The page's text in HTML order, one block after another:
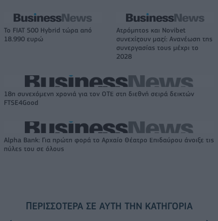
Το FIAT 500 Hybrid τώρα από
18.990 ευρώ
Ατρόμητος και Novibet
συνεχίζουν μαζί: Ανανέωση της
συνεργασίας τους μέχρι το
2028
18η συνεχόμενη χρονιά για τον ΟΤΕ στη διεθνή σειρά δεικτών
FTSE4Good
Alpha Bank: Για πρώτη φορά το Αρχαίο Θέατρο Επιδαύρου άνοιξε τις
πύλες του σε όλους
ΠΕΡΙΣΣΌΤΕΡΑ ΣΕ ΑΥΤΉ ΤΗΝ ΚΑΤΗΓΟΡΊΑ